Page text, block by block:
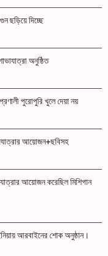
ছড়িয়ে দিচ্ছে
অনুষ্ঠিত
পুরোপুরি খুলে দেয়া নয়
আয়োজন+ছবিসহ
আয়োজন করেছিল মিশিগান
আরবাইনের শোক অনুষ্ঠান।